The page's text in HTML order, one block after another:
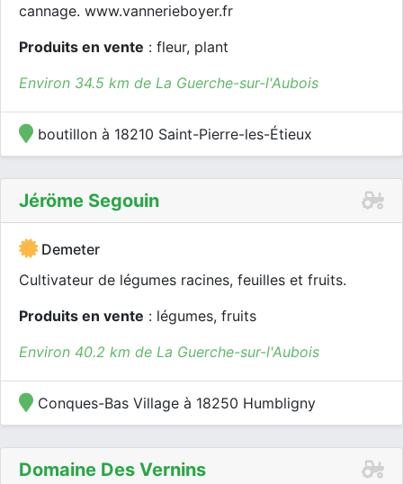
cannage. www.vannerieboyer.fr
Produits en vente : fleur, plant
Environ 34.5 km de La Guerche-sur-l'Aubois
boutillon à 18210 Saint-Pierre-les-Étieux
Jéröme Segouin
Demeter
Cultivateur de légumes racines, feuilles et fruits.
Produits en vente : légumes, fruits
Environ 40.2 km de La Guerche-sur-l'Aubois
Conques-Bas Village à 18250 Humbligny
Domaine Des Vernins